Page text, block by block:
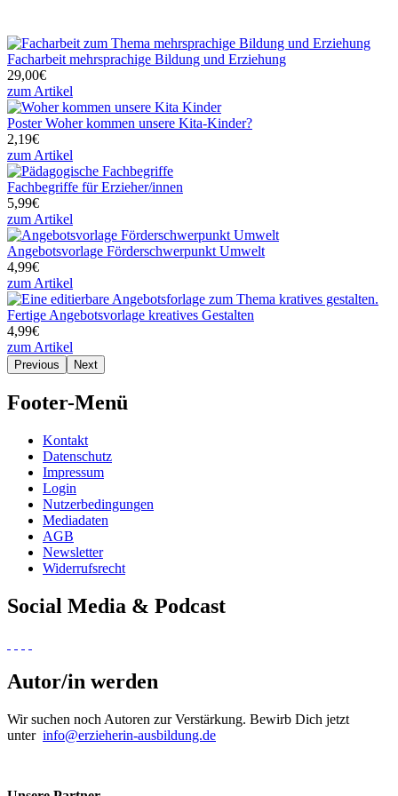
Facharbeit mehrsprachige Bildung und Erziehung
29,00€
zum Artikel
Poster Woher kommen unsere Kita-Kinder?
2,19€
zum Artikel
Fachbegriffe für Erzieher/innen
5,99€
zum Artikel
Angebotsvorlage Förderschwerpunkt Umwelt
4,99€
zum Artikel
Fertige Angebotsvorlage kreatives Gestalten
4,99€
zum Artikel
Previous Next
Footer-Menü
Kontakt
Datenschutz
Impressum
Login
Nutzerbedingungen
Mediadaten
AGB
Newsletter
Widerrufsrecht
Social Media & Podcast
Autor/in werden
Wir suchen noch Autoren zur Verstärkung. Bewirb Dich jetzt
unter info@erzieherin-ausbildung.de